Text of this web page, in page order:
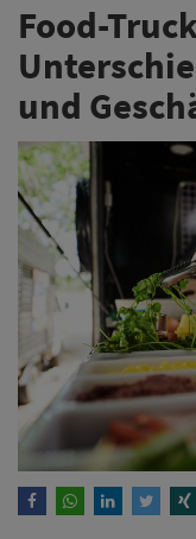
Food-
und